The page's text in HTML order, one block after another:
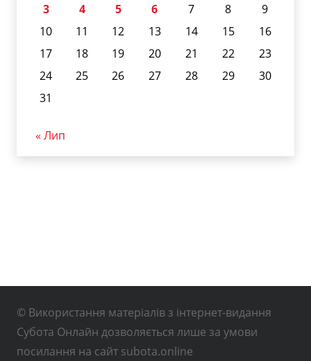
3
4 5 6 7 8
9
10
11 12 13 14 15
16
17
18 19 20 21 22
23
24
25 26 27 28 29
30
31
« Лип
© Використання матеріалів з інтернет-видання
Субота Онлайн дозволяється лише за умови
посилання на сайт subota.online